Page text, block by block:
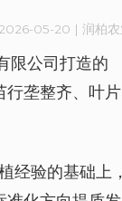
2026-05-20 | 润柏
限公司打造的
行垄整齐、叶片
经验的基础上